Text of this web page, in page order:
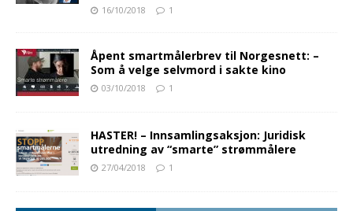
16/10/2018 1
Åpent smartmålerbrev til Norgesnett: –
Som å velge selvmord i sakte kino
03/10/2018 1
HASTER! – Innsamlingsaksjon: Juridisk
utredning av “smarte” strømmålere
27/04/2018 1